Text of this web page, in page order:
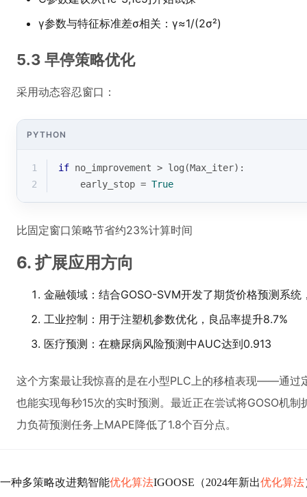
γ参数与特征标准差σ相关：γ≈1/(2σ²)
5.3 早停策略优化
采用动态容忍窗口：
PYTHON
1 if no_improvement > log(Max_iter):
2
    early_stop =
True
比固定窗口策略节省约23%计算时间
6. 扩展应用方向
金融领域：结合GOSO-SVM开发了期货价格预测系
工业控制：用于注塑机参数优化，良品率提升8.7%
医疗预测：在糖尿病风险预测中AUC达到0.913
这个方案最让我惊喜的是在小型PLC上的移植表现——通过
也能实现每秒15次的实时预测。最近正在尝试将GOSO机
力负荷预测任务上MAPE降低了1.8个百分点。
一种多策略改进鹅智能优化算法IGOOSE（2024年新出优化算法